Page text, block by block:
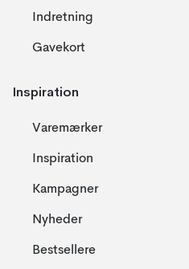
Indretning
Gavekort
Inspiration
Varemærker
Inspiration
Kampagner
Nyheder
Bestsellere